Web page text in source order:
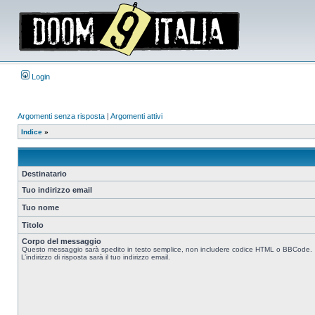
Login
Argomenti senza risposta | Argomenti attivi
Indice »
Destinatario
Tuo indirizzo email
Tuo nome
Titolo
Corpo del messaggio
Questo messaggio sarà spedito in testo semplice, non includere codice HTML o BBCode.
L’indirizzo di risposta sarà il tuo indirizzo email.